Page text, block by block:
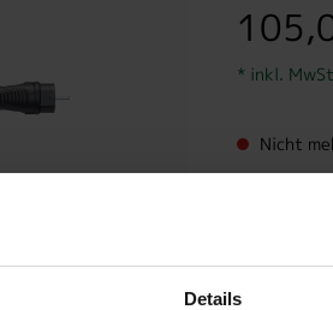
Details
* inkl.
Nicht